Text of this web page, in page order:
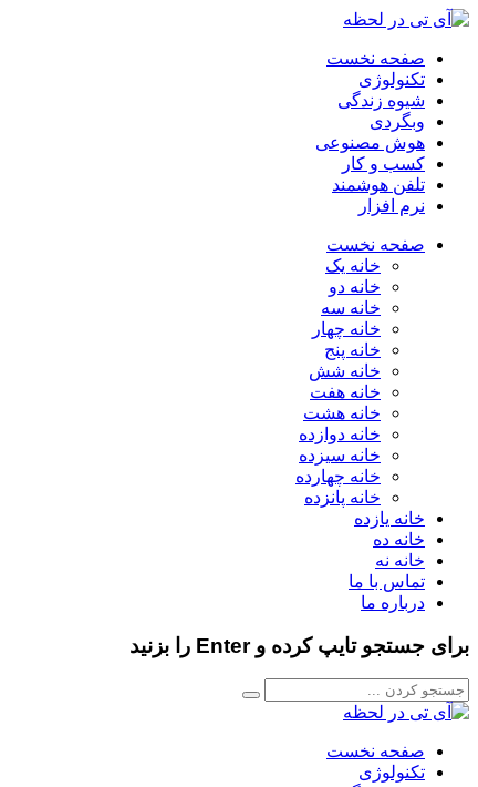
صفحه نخست
تکنولوژی
شیوه زندگی
وبگردی
هوش مصنوعی
کسب و کار
تلفن هوشمند
نرم افزار
صفحه نخست
خانه یک
خانه دو
خانه سه
خانه چهار
خانه پنج
خانه شش
خانه هفت
خانه هشت
خانه دوازده
خانه سیزده
خانه چهارده
خانه پانزده
خانه یازده
خانه ده
خانه نه
تماس با ما
درباره ما
برای جستجو تایپ کرده و Enter را بزنید
صفحه نخست
تکنولوژی